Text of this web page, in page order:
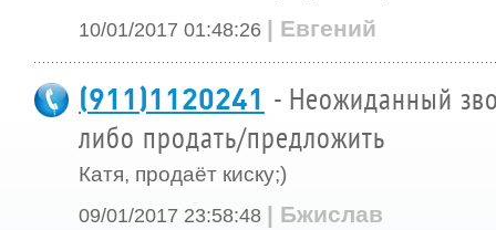
10/01/2017 01:48:26 | Евгений
(911)1120241 - Неожиданный
либо продать/предложить
Катя, продаёт киску;)
09/01/2017 23:58:48 | Бжислав